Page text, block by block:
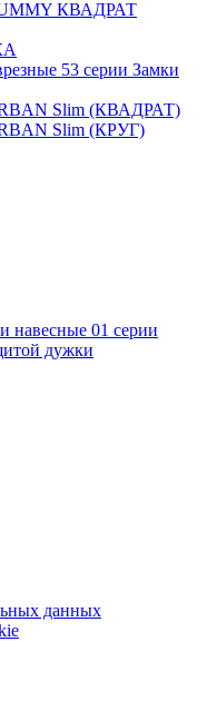
КВАДРАТ
53 серии Замки
Slim (КВАДРАТ)
Slim (КРУГ)
01 серии
дужки
данных